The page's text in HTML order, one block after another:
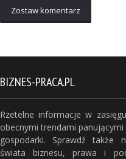
Zostaw komentarz
BIZNES-PRACA.PL
Rzetelne informacje w
obecnymi trendami
gospodarki. Sprawdź także
świata biznesu, prawa i